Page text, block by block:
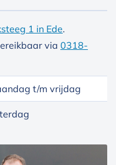
1 in Ede.
via 0318-
t/m vrijdag